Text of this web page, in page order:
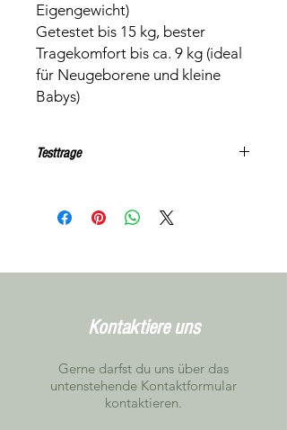
Eigengewicht)
Getestet bis 15 kg, bester
Tragekomfort bis ca. 9 kg (ideal
für Neugeborene und kleine
Babys)
Testtrage
pro Woche. Falls Du für längere Zeit
mieten möchtest, schreib uns bitte,
entspricht jedoch dem bestellten
Kontaktiere uns
Gerne darfst du uns über das
untenstehende Kontaktformular
kontaktieren.